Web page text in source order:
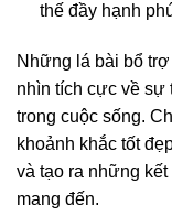
thế đầy hạnh
Những lá bài bổ
nhìn tích cực về sự
trong cuộc sống.
khoảnh khắc tốt
và tạo ra những
mang đến.